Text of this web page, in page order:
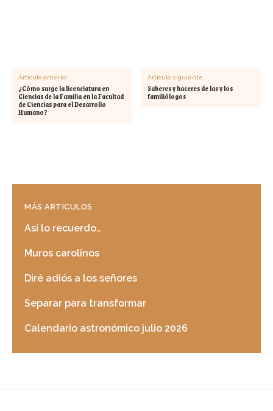
Artículo anterior
¿Cómo surge la licenciatura en
Ciencias de la Familia en la Facultad
de Ciencias para el Desarrollo
Humano?
Artículo siguiente
Saberes y haceres de las y los
familiólogos
MÁS ARTICULOS
Así lo recuerdo…
Muros carolinos
Diré adiós a los señores
Separar para transformar
Calendario astronómico julio 2026